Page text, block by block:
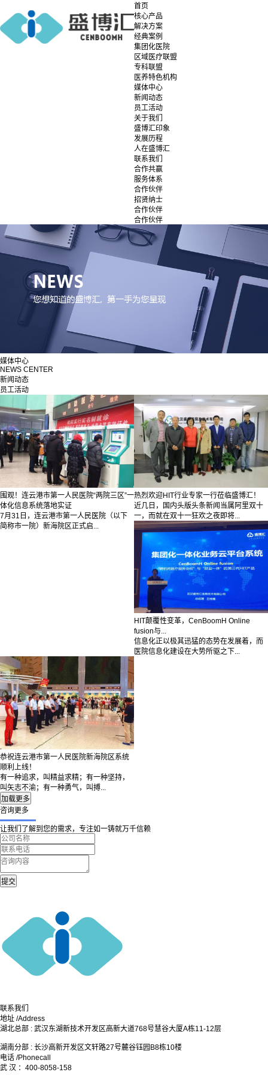
首页
核心产品
解决方案
经典案例
集团化医院
区域医疗联盟
专科联盟
医养特色机构
媒体中心
新闻动态
员工活动
关于我们
盛博汇印象
发展历程
人在盛博汇
联系我们
合作共赢
服务体系
合作伙伴
招贤纳士
合作伙伴
合作伙伴
媒体中心
NEWS CENTER
新闻动态
员工活动
围观！连云港市第一人民医院“两院三区”一
体化信息系统落地实证
7月31日，连云港市第一人民医院（以下
简称市一院）新海院区正式启...
热烈欢迎HIT行业专家一行莅临盛博汇！
近几日，国内头版头条新闻当属阿里双十
一，而就在双十一狂欢之夜即将...
HIT颠覆性变革，CenBoomH Online
fusion与...
信息化正以极其迅猛的态势在发展着，而
医院信息化建设在大势所驱之下...
恭祝连云港市第一人民医院新海院区系统
顺利上线！
有一种追求，叫精益求精；有一种坚持，
叫矢志不渝；有一种勇气，叫搏...
咨询更多
让我们了解到您的需求，专注如一铸就万千信赖
联系我们
地址 /Address
湖北总部 : 武汉东湖新技术开发区高新大道768号慧谷大厦A栋11-12层
湖南分部 : 长沙高新开发区文轩路27号麓谷钰园B8栋10楼
电话 /Phonecall
武 汉 ：400-8058-158